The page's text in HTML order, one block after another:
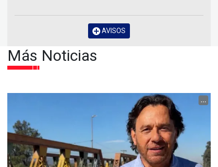
AVISOS
Más Noticias
...